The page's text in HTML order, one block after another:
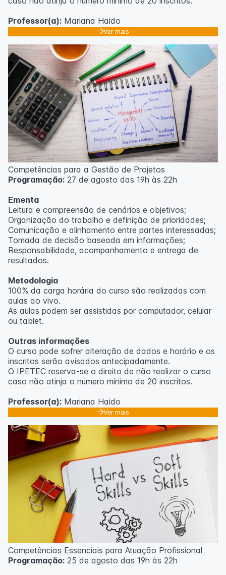
Professor(a): Mariana Haido
Ver mais
Competências para a Gestão de Projetos
Programação: 27 de agosto das 19h às 22h
Ementa
Leitura e compreensão de cenários e objetivos;
Organização do trabalho e definição de prioridades;
Comunicação e alinhamento entre partes interessadas;
Tomada de decisão baseada em informações;
Responsabilidade, acompanhamento e entrega de
resultados.
Metodologia
100% da carga horária do curso são realizadas com
aulas ao vivo.
As aulas podem ser assistidas por computador, celular
ou tablet.
Outras informações
O curso pode sofrer alteração de dados e horário e os
inscritos serão avisados ​​antecipadamente.
O IPETEC reserva-se o direito de não realizar o curso
caso não atinja o número mínimo de 20 inscritos.
Professor(a): Mariana Haido
Ver mais
Competências Essenciais para Atuação Profissional
Programação: 25 de agosto das 19h às 22h